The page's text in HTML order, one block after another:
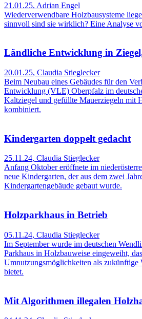
21.01.25, Adrian Engel
Wiederverwendbare Holzbausysteme
sinnvoll sind sie wirklich? Eine Analyse
Ländliche Entwicklung in
20.01.25, Claudia Stieglecker
Beim Neubau eines Gebäudes für den
Entwicklung (VLE) Oberpfalz im
Kaltziegel und gefüllte Mauerziegeln mit
kombiniert.
Kindergarten doppelt gedacht
25.11.24, Claudia Stieglecker
Anfang Oktober eröffnete im
neue Kindergarten, der aus dem zwei
Kindergartengebäude gebaut wurde.
Holzparkhaus in Betrieb
05.11.24, Claudia Stieglecker
Im September wurde im deutschen
Parkhaus in Holzbauweise eingeweiht,
Umnutzungsmöglichkeiten als zukünftige
bietet.
Mit Algorithmen illegalen